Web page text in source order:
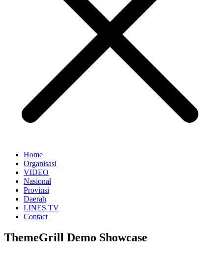
Home
Organisasi
VIDEO
Nasional
Provinsi
Daerah
LINES TV
Contact
ThemeGrill Demo Showcase